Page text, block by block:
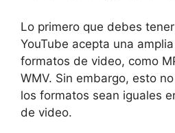
Lo primero que debes
YouTube acepta una
formatos de video, como
WMV. Sin embargo, esto
los formatos sean iguales
de video.